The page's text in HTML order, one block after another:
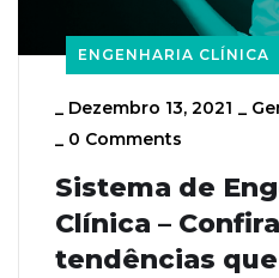
ENGENHARIA CLÍNICA
_ Dezembro 13, 2021 _
_ 0 Comments
Sistema de
Clínica –
tendências